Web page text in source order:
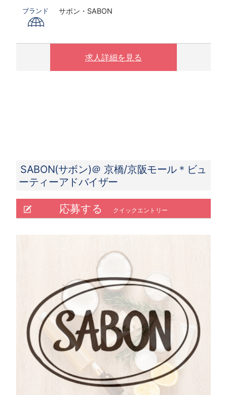
※配属先は適正やスキル考慮の上決定いたしま
〇下記の場合は、割増した時給をお支払いしま
※ 実働8時間以上は1.25倍
ブランド サボン・SABON
求人詳細を見る
SABON(サボン)＠ 京橋/京阪モール＊ビュ
ーティーアドバイザー
応募する クイックエントリー